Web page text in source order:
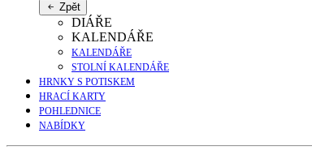
Zpět
DIÁŘE
KALENDÁŘE
KALENDÁŘE
STOLNÍ KALENDÁŘE
HRNKY S POTISKEM
HRACÍ KARTY
POHLEDNICE
NABÍDKY